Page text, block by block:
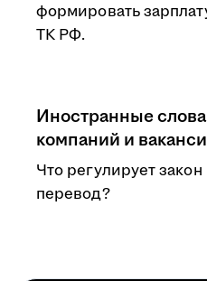
формировать
ТК РФ.
Иностранные
компаний и
Что регулирует
перевод?